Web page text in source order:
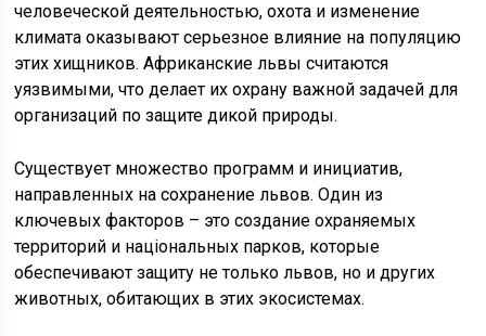
человеческой деятельностью, охота и изменение
климата оказывают серьезное влияние на популяцию
этих хищников. Африканские львы считаются
уязвимыми, что делает их охрану важной задачей для
организаций по защите дикой природы.
Существует множество программ и инициатив,
направленных на сохранение львов. Один из
ключевых факторов – это создание охраняемых
территорий и національных парков, которые
обеспечивают защиту не только львов, но и других
животных, обитающих в этих экосистемах.